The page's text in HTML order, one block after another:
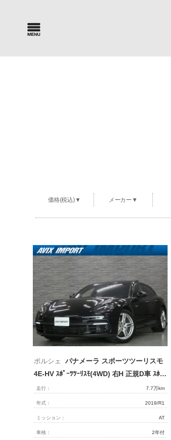
価格(税込)▼ メーカー▼
ポルシェ
パナメーラ スポーツツーリスモ
4E-HV ｽﾎﾟｰﾂﾂｰﾘｽﾓ(4WD) 右H 正規D車 ｽﾎﾟｸﾛ 黒革 ﾊﾟﾉﾗﾏﾙｰﾌ ACC ｺﾝﾌｫｰﾄｱｸｾｽ ｼｰﾄﾋｰﾀｰ PCMﾅﾋﾞ 360°ｶﾒﾗ PDLS+ LEDﾍｯﾄﾞﾗｲﾄ ﾊﾟﾜｰﾄﾗﾝｸ ｸﾞﾘｰﾝｷｬﾘﾊﾟｰ 20ｲﾝﾁAW 弊社買取直販!!
走行： 7.7万km
年式： 2019/R1
ミッション： AT
車検： 2年付